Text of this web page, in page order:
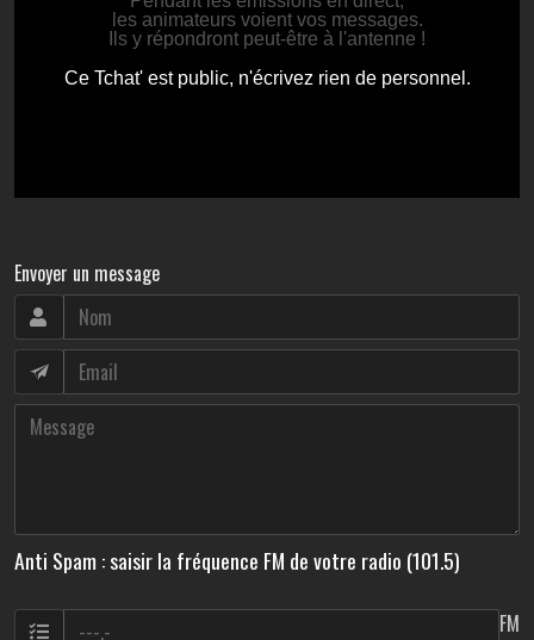
Envoyer un message
Anti Spam : saisir la fréquence FM de votre radio (101.5)
FM